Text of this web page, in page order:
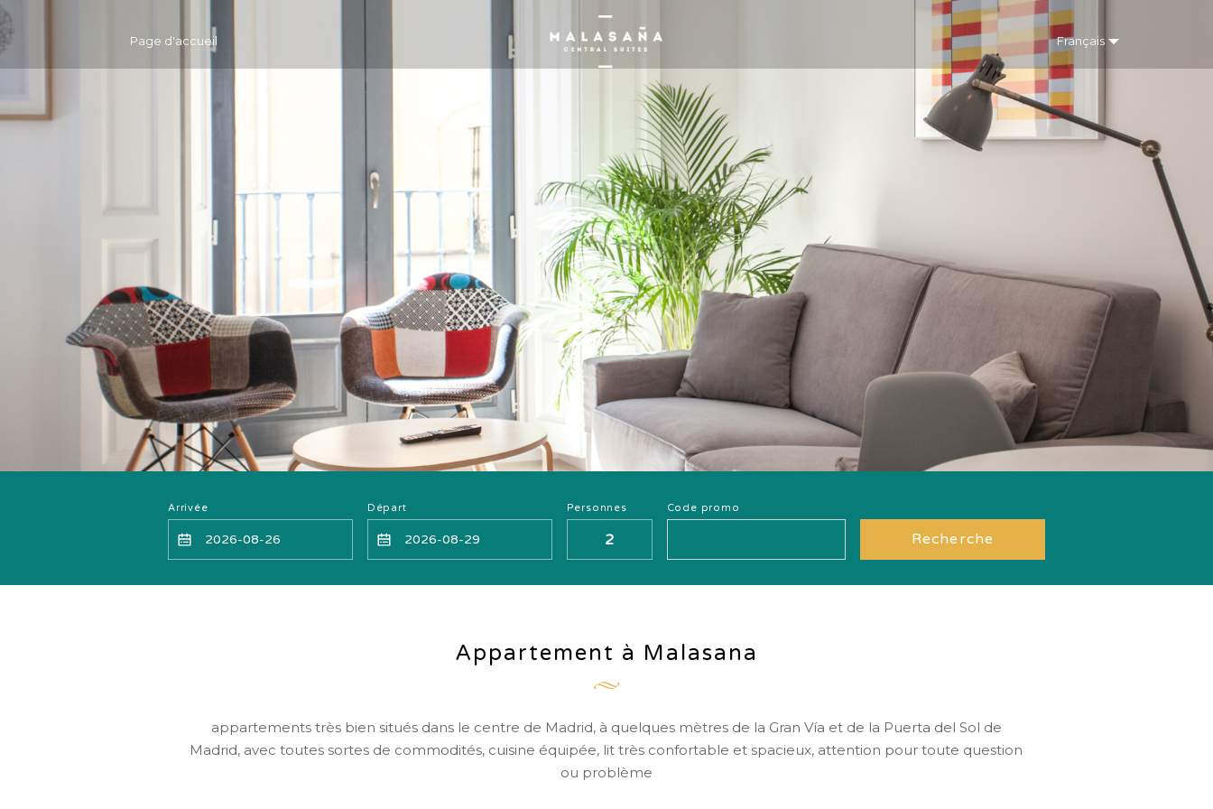
Page d'accueil Français
Arrivée Départ Personnes Code promo
Recherche
Appartement à Malasana
appartements très bien situés dans le centre de Madrid, à quelques mètres de la Gran Vía et de la Puerta del Sol de
Madrid, avec toutes sortes de commodités, cuisine équipée, lit très confortable et spacieux, attention pour toute question
ou problème